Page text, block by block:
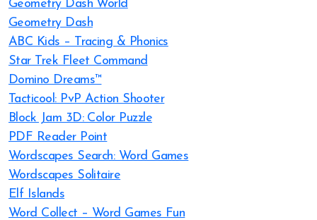
Geometry Dash World
Geometry Dash
ABC Kids – Tracing & Phonics
Star Trek Fleet Command
Domino Dreams™
Tacticool: PvP Action Shooter
Block Jam 3D: Color Puzzle
PDF Reader Point
Wordscapes Search: Word Games
Wordscapes Solitaire
Elf Islands
Word Collect – Word Games Fun